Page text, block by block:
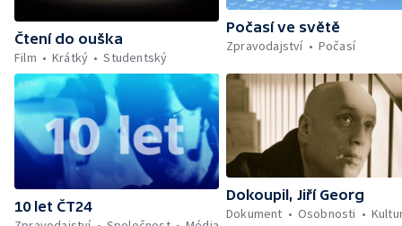
Čtení do ouška
Film
Krátký Studentský
Počasí ve světě
Zpravodajství
Počasí
10 let ČT24
Dokoupil, Jiří Georg
Dokument
Osobnosti